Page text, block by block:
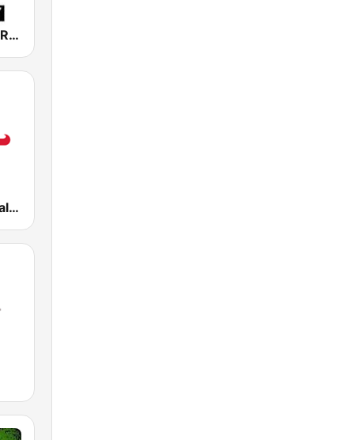
NRJ Radio ENERGY
El Bueno, La Mala y El Feo